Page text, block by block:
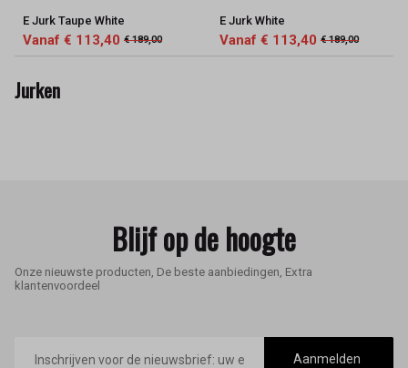
E Jurk Taupe White
Vanaf € 113,40 € 189,00
E Jurk White
Vanaf € 113,40 € 189,00
Jurken
Blijf op de hoogte
Onze nieuwste producten, De beste aanbiedingen, Extra
klantenvoordeel
mailadres
Aanmelden